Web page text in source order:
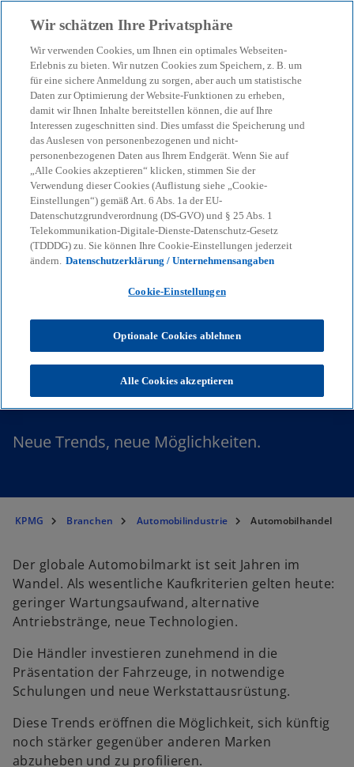
menu search
Automobilhandel
Neue Trends, neue Möglichkeiten.
KPMG Branchen Automobilindustrie Automobilhandel
Der globale Automobilmarkt ist seit Jahren im
Wandel. Als wesentliche Kaufkriterien gelten heute:
geringer Wartungsaufwand, alternative
Antriebstränge, neue Technologien.
Die Händler investieren zunehmend in die
Präsentation der Fahrzeuge, in notwendige
Schulungen und neue Werkstattausrüstung.
Diese Trends eröffnen die Möglichkeit, sich künftig
noch stärker gegenüber anderen Marken
abzuheben und zu profilieren.
Wir schätzen Ihre Privatsphäre
Wir verwenden Cookies, um Ihnen ein optimales Webseiten-
Erlebnis zu bieten. Wir nutzen Cookies zum Speichern, z. B. um
für eine sichere Anmeldung zu sorgen, aber auch um statistische
Daten zur Optimierung der Website-Funktionen zu erheben,
damit wir Ihnen Inhalte bereitstellen können, die auf Ihre
Interessen zugeschnitten sind. Dies umfasst die Speicherung und
das Auslesen von personenbezogenen und nicht-
personenbezogenen Daten aus Ihrem Endgerät. Wenn Sie auf
„Alle Cookies akzeptieren“ klicken, stimmen Sie der
Verwendung dieser Cookies (Auflistung siehe „Cookie-
Einstellungen“) gemäß Art. 6 Abs. 1a der EU-
Datenschutzgrundverordnung (DS-GVO) und § 25 Abs. 1
Telekommunikation-Digitale-Dienste-Datenschutz-Gesetz
(TDDDG) zu. Sie können Ihre Cookie-Einstellungen jederzeit
ändern. Datenschutzerklärung / Unternehmensangaben
Cookie-Einstellungen
Optionale Cookies ablehnen
Alle Cookies akzeptieren